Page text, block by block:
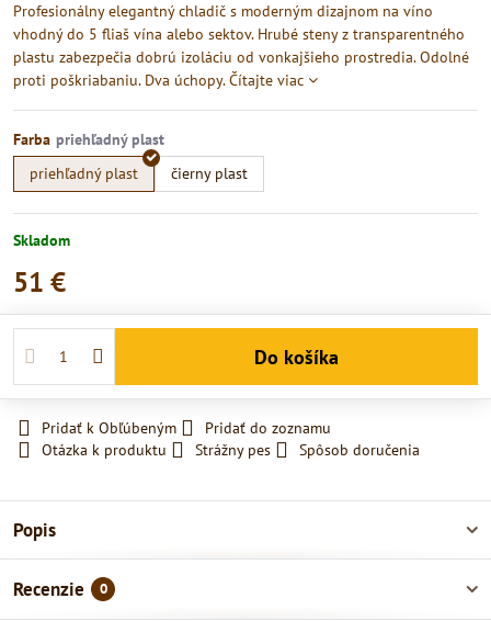
Profesionálny elegantný chladič s moderným dizajnom na víno
vhodný do 5 fliaš vína alebo sektov. Hrubé steny z transparentného
plastu zabezpečia dobrú izoláciu od vonkajšieho prostredia. Odolné
proti poškriabaniu. Dva úchopy.Čítajte viac
Farba
priehľadný plast
čierny plast
Skladom
51 €
Do košíka
Pridať k Obľúbeným
Pridať do zoznamu
Otázka k produktu
Strážny pes Spôsob doručenia
Popis
Recenzie 0